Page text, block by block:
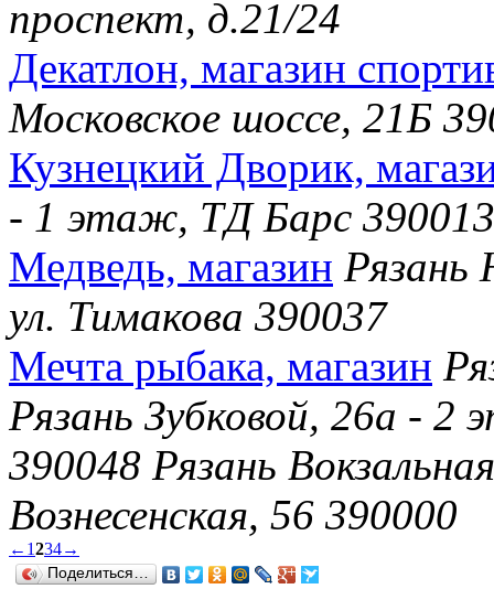
проспект, д.21/24
Декатлон, магазин
Московское шоссе, 21Б
Кузнецкий Дворик,
- 1 этаж, ТД Барс 390013
Медведь, магазин Рязань
ул. Тимакова 390037
Мечта рыбака, магазин
Рязань Зубковой, 26а -
390048 Рязань
Вознесенская, 56 390000
← 1234→
Поделиться…